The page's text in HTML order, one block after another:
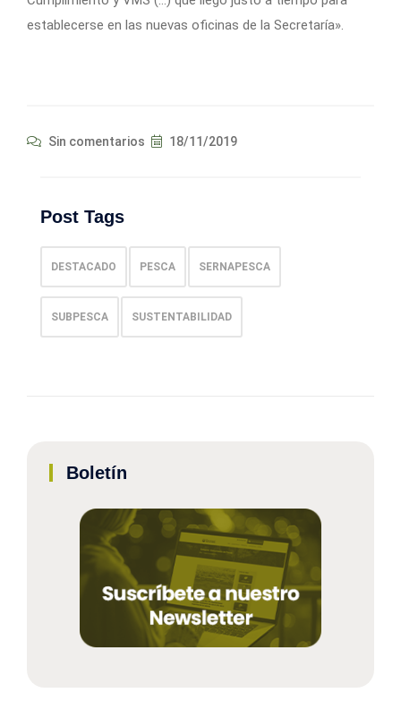
establecerse en las nuevas oficinas de la Secretaría».
Sin comentarios 18/11/2019
Post Tags
DESTACADO PESCA SERNAPESCA
SUBPESCA SUSTENTABILIDAD
Boletín